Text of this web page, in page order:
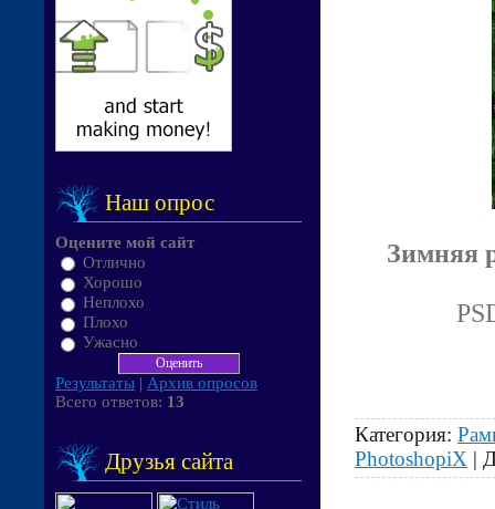
Наш опрос
Оцените мой сайт
Отлично
Хорошо
Неплохо
Плохо
Ужасно
Результаты | Архив опросов
Всего ответов: 13
Друзья сайта
Зимняя
Категория:
PhotoshopiX |